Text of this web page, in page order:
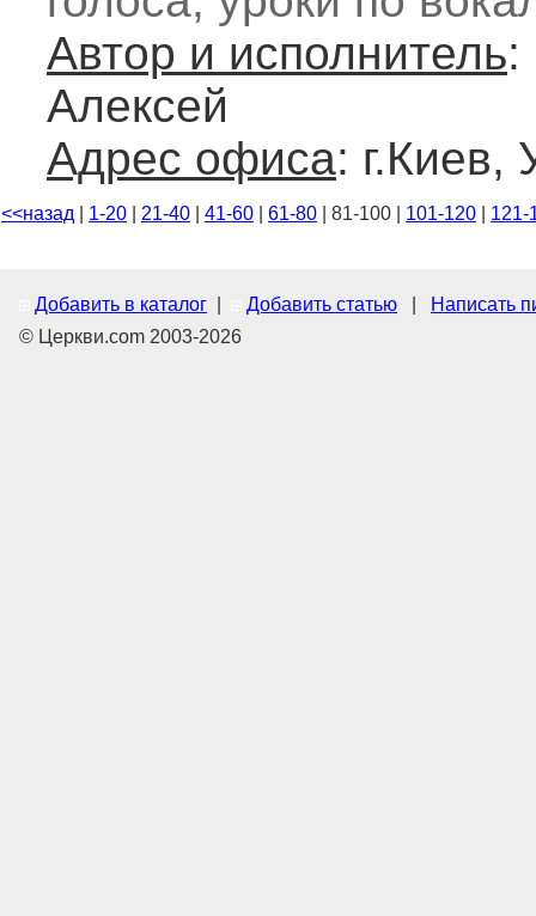
Автор и исполнитель:
Алексей
Адрес офиса: г.Киев,
<<назад 1-20 21-40 41-60 61-80 | 81-100 | 101-120 121-
Добавить в каталог Добавить статью
Написать
© Церкви.com 2003-2026